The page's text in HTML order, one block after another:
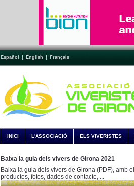
Español English Français
INICI L'ASSOCIACIÓ ELS VIVERISTES
Baixa la guia dels vivers de Girona 2021
Baixa la guia dels vivers de Girona (PDF), amb
productes, fotos, dades de contacte, ...